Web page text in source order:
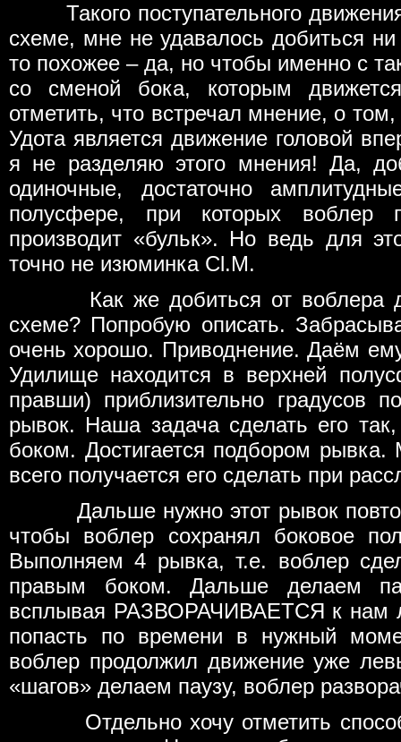
Такого поступательного
схеме, мне не удавалось добиться ни
то похожее – да, но чтобы именно с
со сменой бока, которым
отметить, что встречал мнение, о
Удота является движение головой
я не разделяю этого мнения! Да,
одиночные, достаточно
полусфере, при которых воблер
производит «бульк». Но ведь для
точно не изюминка Cl.M.
Как же добиться от воблера
схеме? Попробую описать.
очень хорошо. Приводнение. Даём
Удилище находится в верхней
правши) приблизительно градусов
рывок. Наша задача сделать его
боком. Достигается подбором
всего получается его сделать при
Дальше нужно этот рывок
чтобы воблер сохранял боковое
Выполняем 4 рывка, т.е. воблер
правым боком. Дальше делаем
всплывая РАЗВОРАЧИВАЕТСЯ к нам
попасть по времени в нужный
воблер продолжил движение уже
«шагов» делаем паузу, воблер
Отдельно хочу отметить